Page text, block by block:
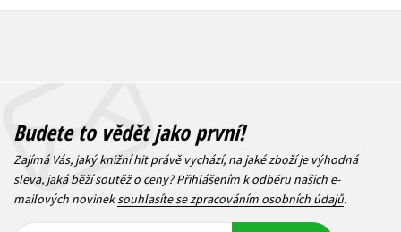
Budete to vědět jako první!
Zajímá Vás, jaký knižní hit právě vychází, na jaké zboží je výhodná
sleva, jaká běží soutěž o ceny? Přihlášením k odběru našich e-
mailových novineksouhlasíte se zpracováním osobních údajů.